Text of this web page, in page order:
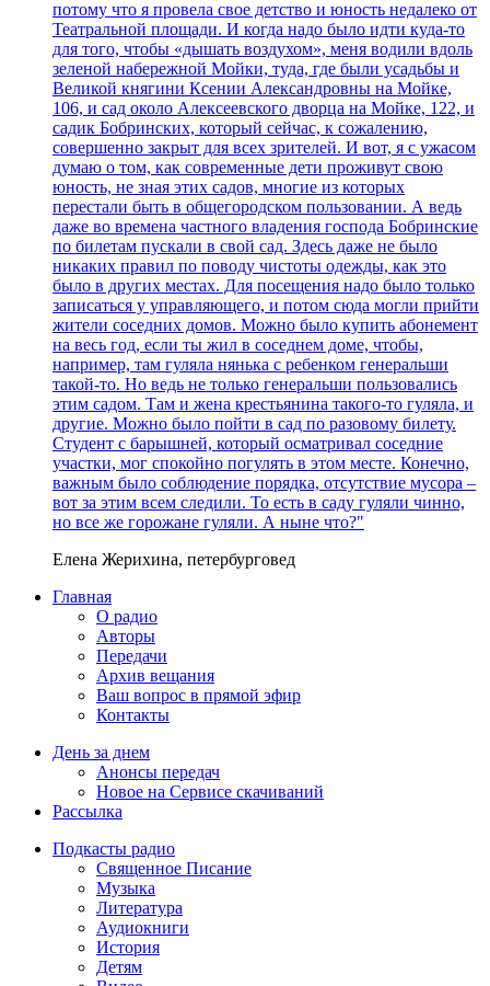
потому что я провела свое детство и юность недалеко от
Театральной площади. И когда надо было идти куда-то
для того, чтобы «дышать воздухом», меня водили вдоль
зеленой набережной Мойки, туда, где были усадьбы и
Великой княгини Ксении Александровны на Мойке,
106, и сад около Алексеевского дворца на Мойке, 122, и
садик Бобринских, который сейчас, к сожалению,
совершенно закрыт для всех зрителей. И вот, я с ужасом
думаю о том, как современные дети проживут свою
юность, не зная этих садов, многие из которых
перестали быть в общегородском пользовании. А ведь
даже во времена частного владения господа Бобринские
по билетам пускали в свой сад. Здесь даже не было
никаких правил по поводу чистоты одежды, как это
было в других местах. Для посещения надо было только
записаться у управляющего, и потом сюда могли прийти
жители соседних домов. Можно было купить абонемент
на весь год, если ты жил в соседнем доме, чтобы,
например, там гуляла нянька с ребенком генеральши
такой-то. Но ведь не только генеральши пользовались
этим садом. Там и жена крестьянина такого-то гуляла, и
другие. Можно было пойти в сад по разовому билету.
Студент с барышней, который осматривал соседние
участки, мог спокойно погулять в этом месте. Конечно,
важным было соблюдение порядка, отсутствие мусора –
вот за этим всем следили. То есть в саду гуляли чинно,
но все же горожане гуляли. А ныне что?"
Елена Жерихина, петербурговед
Главная
О радио
Авторы
Передачи
Архив вещания
Ваш вопрос в прямой эфир
Контакты
День за днем
Анонсы передач
Новое на Сервисе скачиваний
Рассылка
Подкасты радио
Священное Писание
Музыка
Литература
Аудиокниги
История
Детям